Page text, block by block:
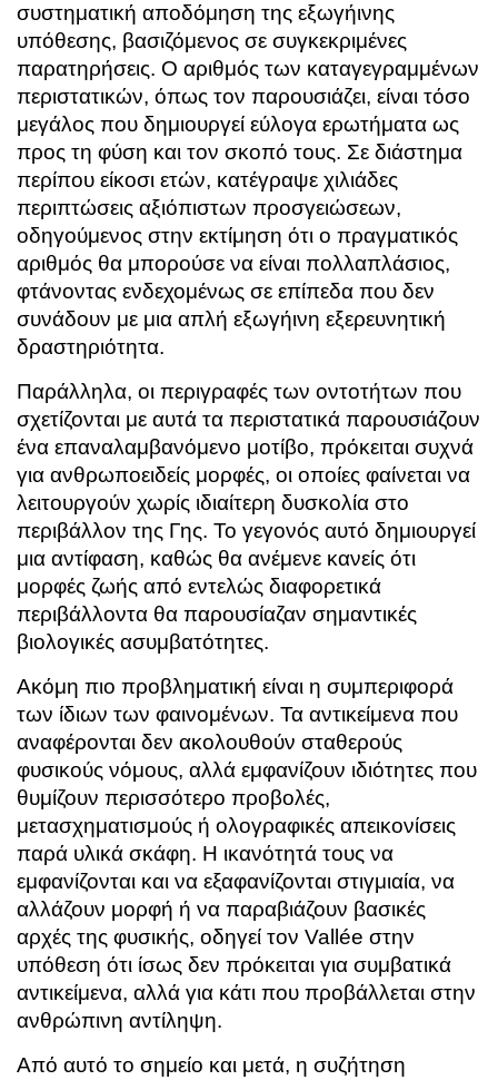
συστηματική αποδόμηση της εξωγήινης
υπόθεσης, βασιζόμενος σε συγκεκριμένες
παρατηρήσεις. Ο αριθμός των καταγεγραμμένων
περιστατικών, όπως τον παρουσιάζει, είναι τόσο
μεγάλος που δημιουργεί εύλογα ερωτήματα ως
προς τη φύση και τον σκοπό τους. Σε διάστημα
περίπου είκοσι ετών, κατέγραψε χιλιάδες
περιπτώσεις αξιόπιστων προσγειώσεων,
οδηγούμενος στην εκτίμηση ότι ο πραγματικός
αριθμός θα μπορούσε να είναι πολλαπλάσιος,
φτάνοντας ενδεχομένως σε επίπεδα που δεν
συνάδουν με μια απλή εξωγήινη εξερευνητική
δραστηριότητα.
Παράλληλα, οι περιγραφές των οντοτήτων που
σχετίζονται με αυτά τα περιστατικά παρουσιάζουν
ένα επαναλαμβανόμενο μοτίβο, πρόκειται συχνά
για ανθρωποειδείς μορφές, οι οποίες φαίνεται να
λειτουργούν χωρίς ιδιαίτερη δυσκολία στο
περιβάλλον της Γης. Το γεγονός αυτό δημιουργεί
μια αντίφαση, καθώς θα ανέμενε κανείς ότι
μορφές ζωής από εντελώς διαφορετικά
περιβάλλοντα θα παρουσίαζαν σημαντικές
βιολογικές ασυμβατότητες.
Ακόμη πιο προβληματική είναι η συμπεριφορά
των ίδιων των φαινομένων. Τα αντικείμενα που
αναφέρονται δεν ακολουθούν σταθερούς
φυσικούς νόμους, αλλά εμφανίζουν ιδιότητες που
θυμίζουν περισσότερο προβολές,
μετασχηματισμούς ή ολογραφικές απεικονίσεις
παρά υλικά σκάφη. Η ικανότητά τους να
εμφανίζονται και να εξαφανίζονται στιγμιαία, να
αλλάζουν μορφή ή να παραβιάζουν βασικές
αρχές της φυσικής, οδηγεί τον Vallée στην
υπόθεση ότι ίσως δεν πρόκειται για συμβατικά
αντικείμενα, αλλά για κάτι που προβάλλεται στην
ανθρώπινη αντίληψη.
Από αυτό το σημείο και μετά, η συζήτηση